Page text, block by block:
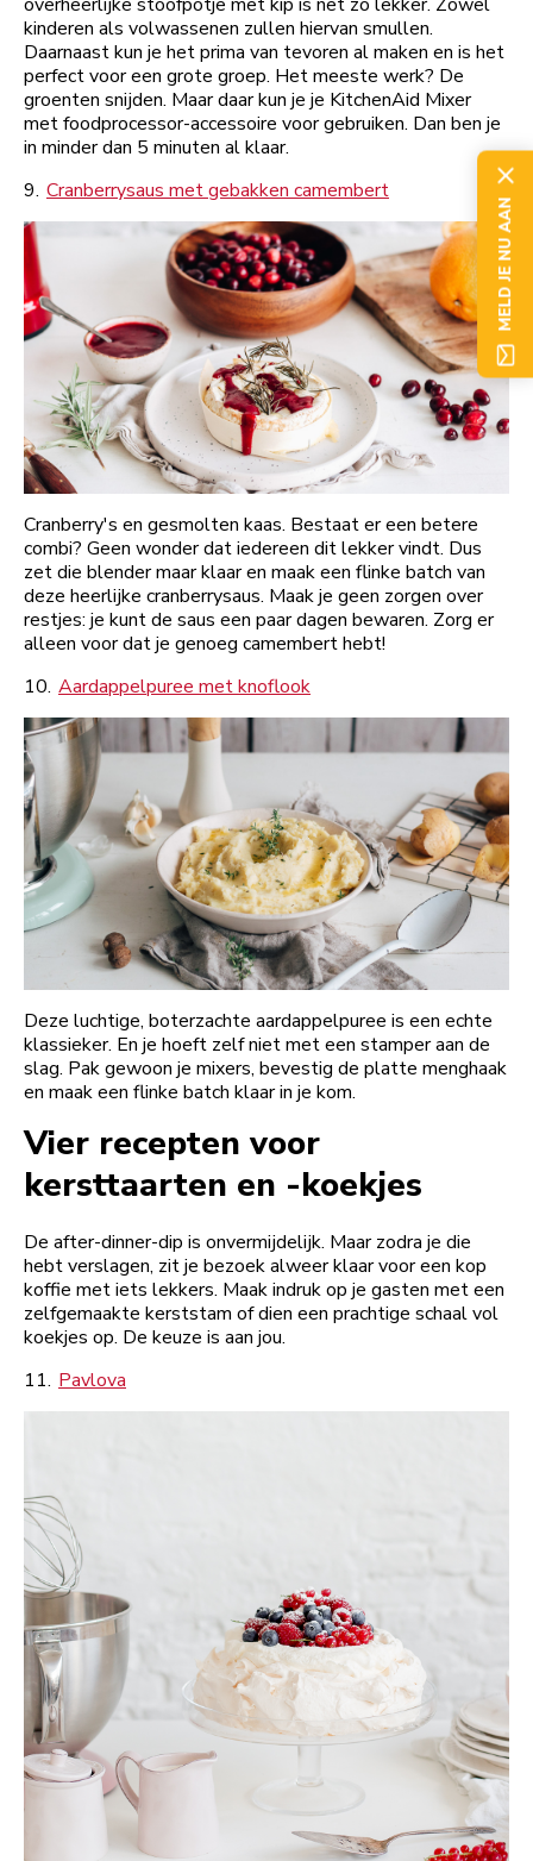
kinderen als volwassenen zullen hiervan smullen.
Daarnaast kun je het prima van tevoren al maken en is het
perfect voor een grote groep. Het meeste werk? De
groenten snijden. Maar daar kun je je KitchenAid Mixer
met foodprocessor-accessoire voor gebruiken. Dan ben je
in minder dan 5 minuten al klaar.
9. Cranberrysaus met gebakken camembert
Cranberry's en gesmolten kaas. Bestaat er een betere
combi? Geen wonder dat iedereen dit lekker vindt. Dus
zet die blender maar klaar en maak een flinke batch van
deze heerlijke cranberrysaus. Maak je geen zorgen over
restjes: je kunt de saus een paar dagen bewaren. Zorg er
alleen voor dat je genoeg camembert hebt!
10. Aardappelpuree met knoflook
Deze luchtige, boterzachte aardappelpuree is een echte
klassieker. En je hoeft zelf niet met een stamper aan de
slag. Pak gewoon je mixers, bevestig de platte menghaak
en maak een flinke batch klaar in je kom.
Vier recepten voor
kersttaarten en -koekjes
De after-dinner-dip is onvermijdelijk. Maar zodra je die
hebt verslagen, zit je bezoek alweer klaar voor een kop
koffie met iets lekkers. Maak indruk op je gasten met een
zelfgemaakte kerststam of dien een prachtige schaal vol
koekjes op. De keuze is aan jou.
11. Pavlova
MELD JE NU AAN